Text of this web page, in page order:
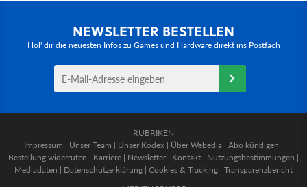
NEWSLETTER BESTELLEN
Hol' dir die neuesten Infos zu Games und Hardware direkt ins Postfach
RUBRIKEN
Impressum | Unser Team | Unser Kodex | Über Webedia | Abo kündigen |
Bestellung widerrufen | Karriere | Newsletter | Kontakt | Nutzungsbestimmungen |
Mediadaten | Datenschutzerklärung | Cookies & Tracking | Transparenzbericht